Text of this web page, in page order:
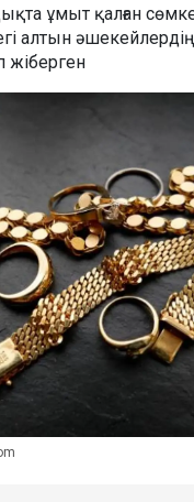
ұмыт қалған
алтын әшекейлердің
жіберген